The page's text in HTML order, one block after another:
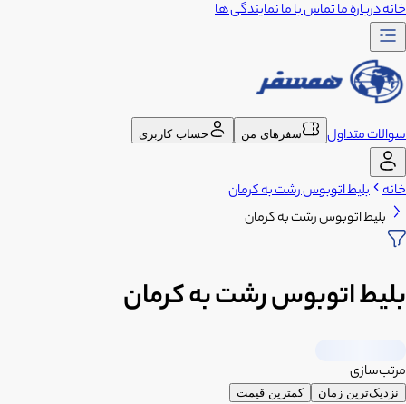
خانهدرباره ماتماس با مانمایندگی ها
سوالات متداول سفرهای من حساب کاربری
خانه بلیط اتوبوس رشت به کرمان
بلیط اتوبوس رشت به کرمان
بلیط اتوبوس رشت به کرمان
مرتب‌سازی
نزدیک‌ترین زمان کمترین قیمت